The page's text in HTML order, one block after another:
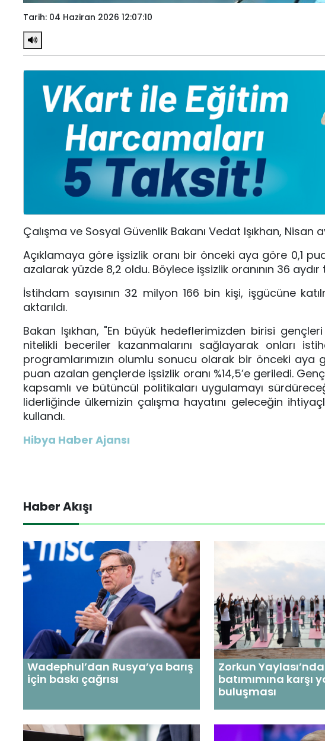
Tarih: 04 Haziran 2026 12:07:10
Çalışma ve Sosyal Güvenlik Bakanı Vedat Işıkhan,
Açıklamaya göre işsizlik oranı bir önceki aya göre 0,1
azalarak yüzde 8,2 oldu. Böylece işsizlik oranının 36
İstihdam sayısının 32 milyon 166 bin kişi, işgücüne
aktarıldı.
Bakan Işıkhan, "En büyük hedeflerimizden birisi
nitelikli beceriler kazanmalarını sağlayarak onları
programlarımızın olumlu sonucu olarak bir önceki aya
puan azalan gençlerde işsizlik oranı %14,5’e geriledi.
kapsamlı ve bütüncül politikaları uygulamayı
liderliğinde ülkemizin çalışma hayatını geleceğin
kullandı.
Hibya Haber Ajansı
Haber Akışı
Wadephul’dan Rusya’ya barış
için baskı çağrısı
Zorkun
batımımına karşı
buluşması